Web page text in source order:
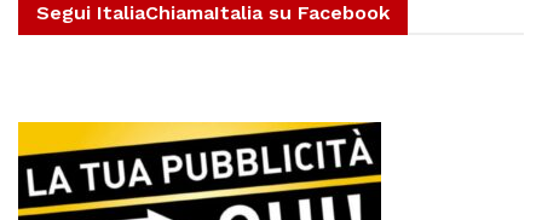
Segui ItaliaChiamaItalia su Facebook